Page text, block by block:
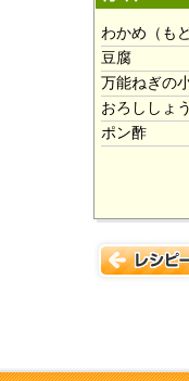
わかめ（も
豆腐
万能ねぎの
おろししょ
ポン酢